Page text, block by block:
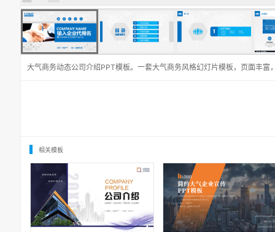
大气商务动态公司介绍PPT模板。一套大气商务风格幻灯片模板，页面丰富
相关模板